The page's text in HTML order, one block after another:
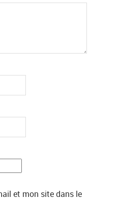
et mon site dans le